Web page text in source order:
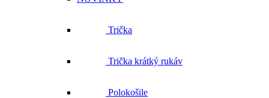
Trička
Trička krátký rukáv
Polokošile